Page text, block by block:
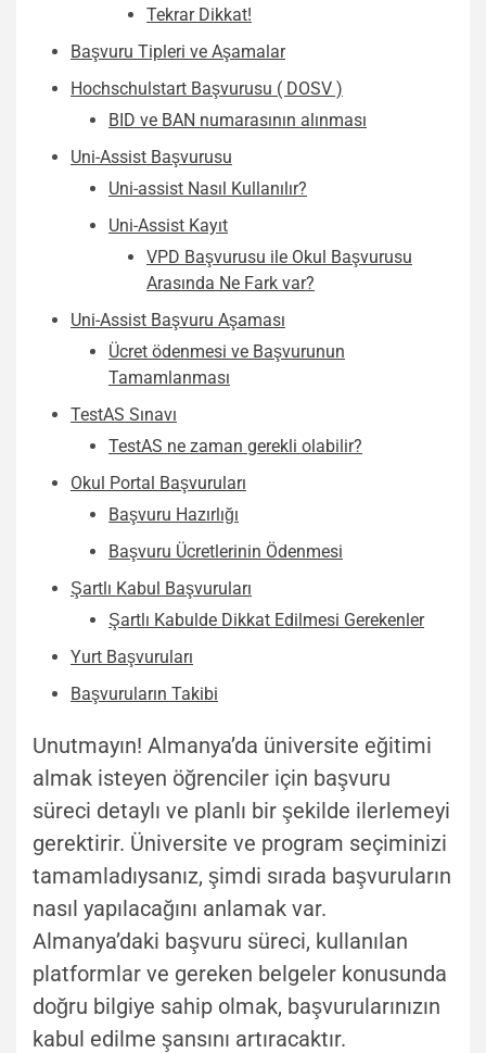
Tekrar Dikkat!
Başvuru Tipleri ve Aşamalar
Hochschulstart Başvurusu ( DOSV )
BID ve BAN numarasının alınması
Uni-Assist Başvurusu
Uni-assist Nasıl Kullanılır?
Uni-Assist Kayıt
VPD Başvurusu ile Okul Başvurusu
Arasında Ne Fark var?
Uni-Assist Başvuru Aşaması
Ücret ödenmesi ve Başvurunun
Tamamlanması
TestAS Sınavı
TestAS ne zaman gerekli olabilir?
Okul Portal Başvuruları
Başvuru Hazırlığı
Başvuru Ücretlerinin Ödenmesi
Şartlı Kabul Başvuruları
Şartlı Kabulde Dikkat Edilmesi Gerekenler
Yurt Başvuruları
Başvuruların Takibi
Unutmayın! Almanya’da üniversite eğitimi
almak isteyen öğrenciler için başvuru
süreci detaylı ve planlı bir şekilde ilerlemeyi
gerektirir. Üniversite ve program seçiminizi
tamamladıysanız, şimdi sırada başvuruların
nasıl yapılacağını anlamak var.
Almanya’daki başvuru süreci, kullanılan
platformlar ve gereken belgeler konusunda
doğru bilgiye sahip olmak, başvurularınızın
kabul edilme şansını artıracaktır.